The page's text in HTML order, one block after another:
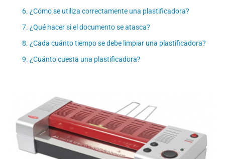
¿Cómo se utiliza correctamente una plastificadora?
¿Qué hacer si el documento se atasca?
¿Cada cuánto tiempo se debe limpiar una plastificadora?
¿Cuánto cuesta una plastificadora?